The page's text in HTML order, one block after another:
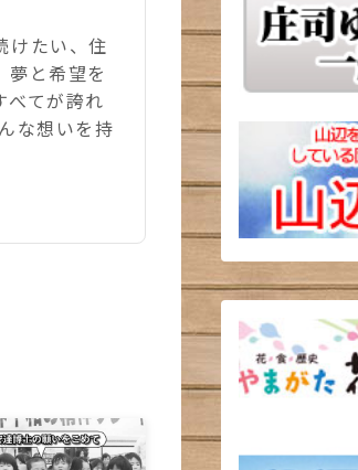
けたい、住
と希望を
てが誇れ
な想いを持